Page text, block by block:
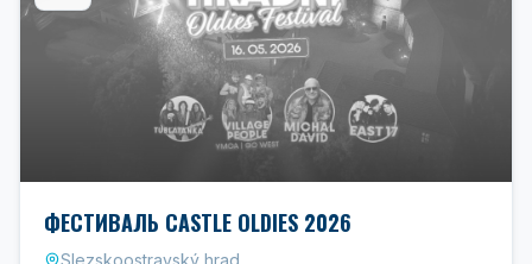
ФЕСТИВАЛЬ CASTLE OLDIES 2026
Slezskoostravský hrad